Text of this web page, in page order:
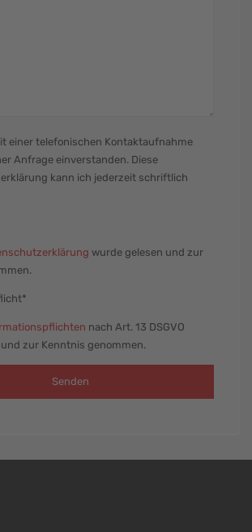
einer telefonischen Kontaktaufnahme
Anfrage einverstanden. Diese
kann ich jederzeit schriftlich
wurde gelesen und zur
nach Art. 13 DSGVO
zur Kenntnis genommen.
Senden